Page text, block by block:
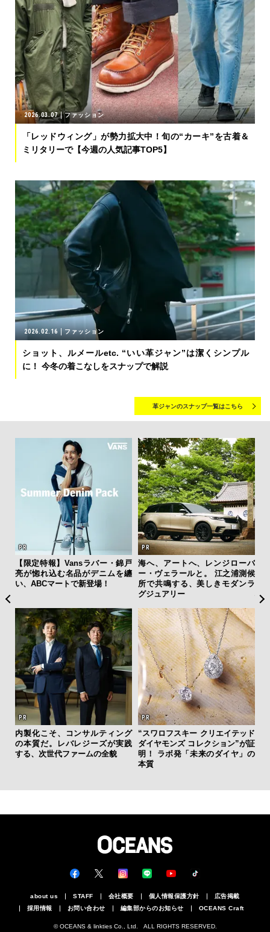
2026.03.07 ファッション
「レッドウィング」が勢力拡大中！旬の“カーキ”を古着＆
ミリタリーで【今週の人気記事TOP5】
2026.02.16 ファッション
ショット、ルメールetc. “いい革ジャン”は潔くシンプル
に！ 今冬の着こなしをスナップで解説
革ジャンのスナップ一覧はこちら
【限定特報】Vansラバー・錦戸
亮が惚れ込む名品がデニムを纏
い、ABCマートで新登場！
海へ、アートへ、レンジローバ
ー・ヴェラールと。 江之浦測候
所で共鳴する、美しきモダンラ
グジュアリー
内製化こそ、コンサルティング
の本質だ。レバレジーズが実践
する、次世代ファームの全貌
“スワロフスキー クリエイテッド
ダイヤモンズ コレクション”が証
明！ ラボ発「未来のダイヤ」の
本質
心を
about us STAFF 会社概要 個人情報保護方針
広告掲載
採用情報
お問い合わせ 編集部からのお知らせ OCEANS Craft
© OCEANS & linkties Co., Ltd. ALL RIGHTS RESERVED.